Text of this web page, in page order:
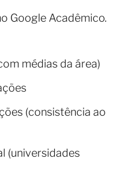
Google Acadêmico.
médias da área)
(consistência ao
(universidades